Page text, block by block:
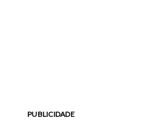
PUBLICIDADE